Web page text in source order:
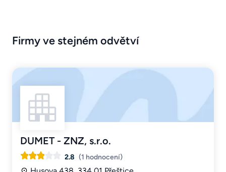
Firmy ve stejném odvětví
DUMET - ZNZ, s.r.o.
2.8 (1 hodnocení)